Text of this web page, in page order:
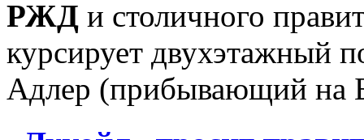
РЖД и столичного
курсирует двухэтажный
Адлер (прибывающий на